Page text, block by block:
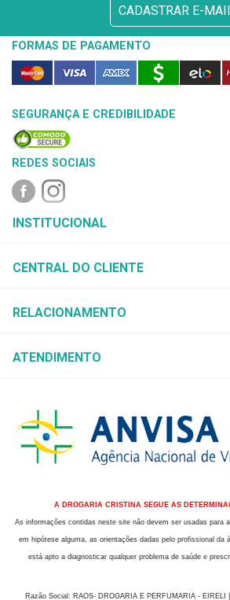
CADASTRAR E-
FORMAS DE PAGAMENTO
SEGURANÇA E CREDIBILIDADE
REDES SOCIAIS
PAGAMENTO
INSTITUCIONAL
CENTRAL DO CLIENTE
RELACIONAMENTO
ATENDIMENTO
A DROGARIA CRISTINA SEGUE AS
As informações contidas neste site não devem ser usadas para
em hipótese alguma, as orientações dadas pelo profissional da
está apto a diagnosticar qualquer problema de saúde e
Razão Social: RAOS- DROGARIA E PERFUMARIA - EIRELI